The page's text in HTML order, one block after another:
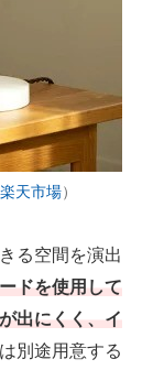
楽天市場）
る空間を演出
ドを使用して
出にくく、イ
別途用意する